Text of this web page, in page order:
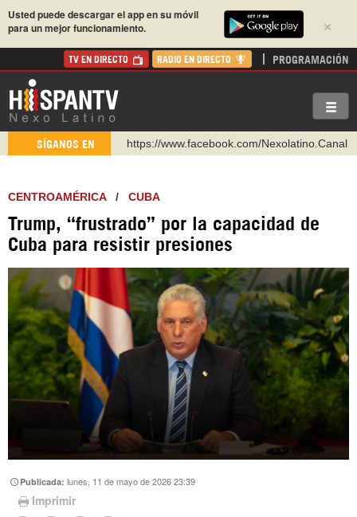
×
Usted puede descargar el app en su móvil
para un mejor funcionamiento.
TV EN DIRECTO RADIO EN DIRECTO PROGRAMACIÓN
SÍGANOS EN
https://www.facebook.com/Nexolatino.Canal
http://twitter.com/nexo_latino
https://t.me/hispantvcanal
https://urmedium.com/c/hispantv
Instagram como: hispan_tv
CENTROAMÉRICA/ CUBA
Trump, “frustrado” por la capacidad de
Cuba para resistir presiones
Publicada:lunes, 11 de mayo de 2026 23:39
Imprimir